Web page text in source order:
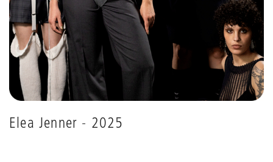
Elea Jenner - 2025